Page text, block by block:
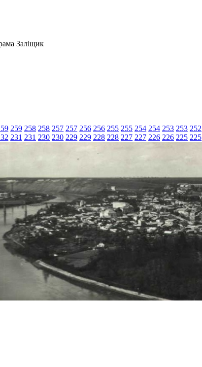
Заліщик
259 258 258 257 257 256 256 255 255 254 254 253 253 252
231 231 230 230 229 229 228 228 227 227 226 226 225 225